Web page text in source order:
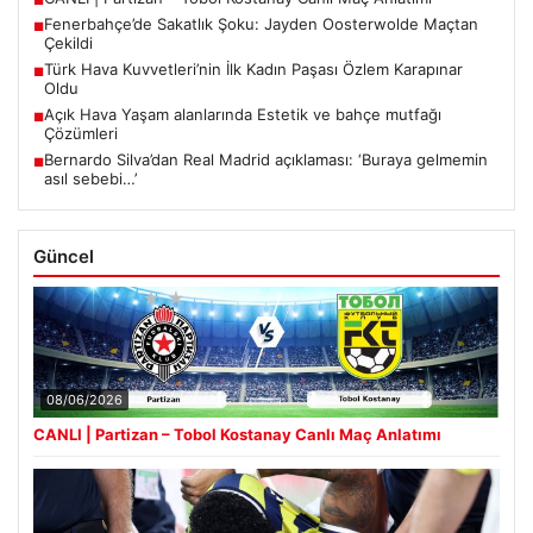
■Fenerbahçe’de Sakatlık Şoku: Jayden Oosterwolde Maçtan
Çekildi
■Türk Hava Kuvvetleri’nin İlk Kadın Paşası Özlem Karapınar
Oldu
■Açık Hava Yaşam alanlarında Estetik ve bahçe mutfağı
Çözümleri
■Bernardo Silva’dan Real Madrid açıklaması: ‘Buraya gelmemin
asıl sebebi…’
Güncel
08/06/2026
CANLI | Partizan – Tobol Kostanay Canlı Maç Anlatımı